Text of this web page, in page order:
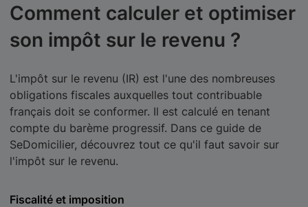
Comment calculer et optimiser
son impôt sur le revenu ?
L'impôt sur le revenu (IR) est l'une des nombreuses
obligations fiscales auxquelles tout contribuable
français doit se conformer. Il est calculé en tenant
compte du barème progressif. Dans ce guide de
SeDomicilier, découvrez tout ce qu'il faut savoir sur
l'impôt sur le revenu.
Fiscalité et imposition